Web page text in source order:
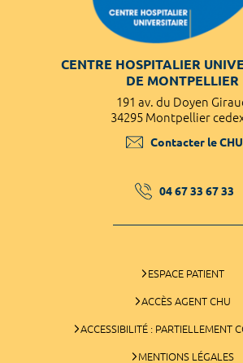
CENTRE HOSPITALIER
DE MONTPELLIER
191 av. du Doyen
34295 Montpellier
Contacter le CHU
04 67 33 67 33
ESPACE PATIENT
ACCÈS AGENT CHU
ACCESSIBILITÉ : PARTIELLEMENT
MENTIONS LÉGALES